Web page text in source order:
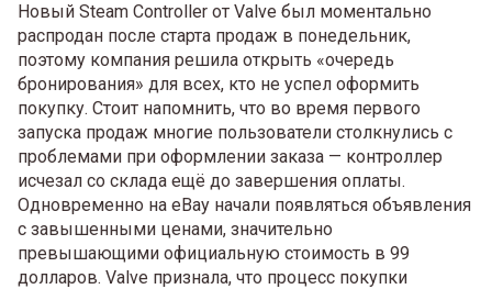
Новый Steam Controller от Valve был моментально
распродан после старта продаж в понедельник,
поэтому компания решила открыть «очередь
бронирования» для всех, кто не успел оформить
покупку. Стоит напомнить, что во время первого
запуска продаж многие пользователи столкнулись с
проблемами при оформлении заказа — контроллер
исчезал со склада ещё до завершения оплаты.
Одновременно на eBay начали появляться объявления
с завышенными ценами, значительно
превышающими официальную стоимость в 99
долларов. Valve признала, что процесс покупки